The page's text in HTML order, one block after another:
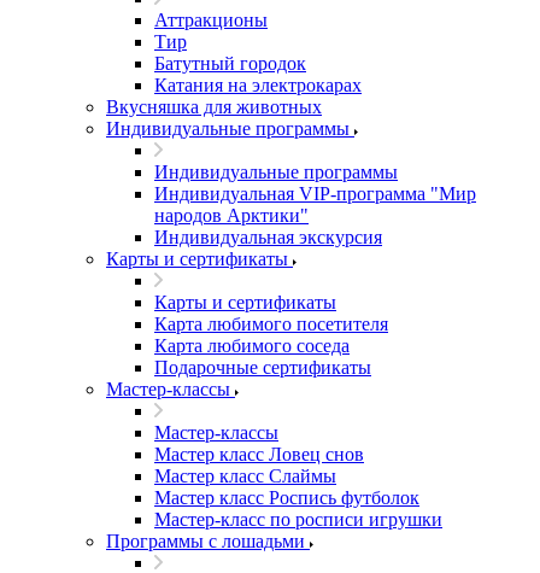
Аттракционы
Тир
Батутный городок
Катания на электрокарах
Вкусняшка для животных
Индивидуальные программы
Индивидуальные программы
Индивидуальная VIP-программа "Мир
народов Арктики"
Индивидуальная экскурсия
Карты и сертификаты
Карты и сертификаты
Карта любимого посетителя
Карта любимого соседа
Подарочные сертификаты
Мастер-классы
Мастер-классы
Мастер класс Ловец снов
Мастер класс Слаймы
Мастер класс Роспись футболок
Мастер-класс по росписи игрушки
Программы с лошадьми